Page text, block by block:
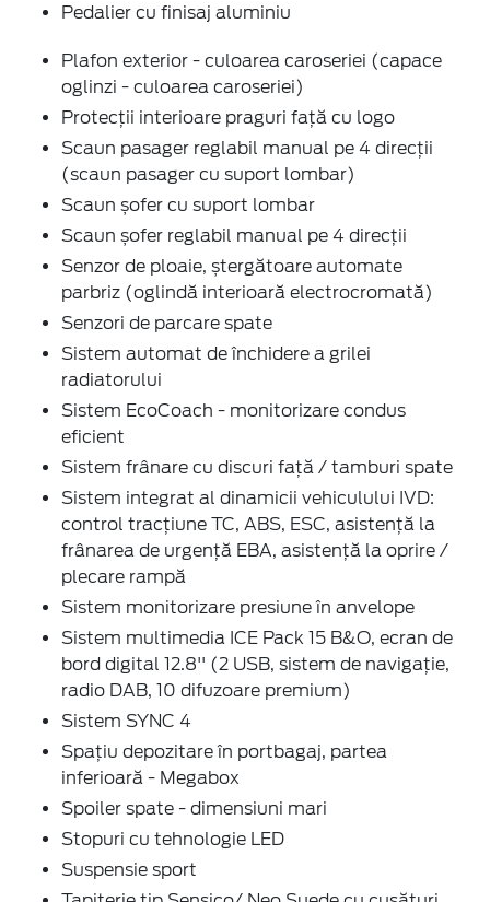
Pedalier cu finisaj aluminiu
Plafon exterior - culoarea caroseriei (capace
oglinzi - culoarea caroseriei)
Protecții interioare praguri față cu logo
Scaun pasager reglabil manual pe 4 direcții
(scaun pasager cu suport lombar)
Scaun șofer cu suport lombar
Scaun șofer reglabil manual pe 4 direcții
Senzor de ploaie, ștergătoare automate
parbriz (oglindă interioară electrocromată)
Senzori de parcare spate
Sistem automat de închidere a grilei
radiatorului
Sistem EcoCoach - monitorizare condus
eficient
Sistem frânare cu discuri față / tamburi spate
Sistem integrat al dinamicii vehiculului IVD:
control tracțiune TC, ABS, ESC, asistență la
frânarea de urgență EBA, asistență la oprire /
plecare rampă
Sistem monitorizare presiune în anvelope
Sistem multimedia ICE Pack 15 B&O, ecran de
bord digital 12.8'' (2 USB, sistem de navigație,
radio DAB, 10 difuzoare premium)
Sistem SYNC 4
Spațiu depozitare în portbagaj, partea
inferioară - Megabox
Spoiler spate - dimensiuni mari
Stopuri cu tehnologie LED
Suspensie sport